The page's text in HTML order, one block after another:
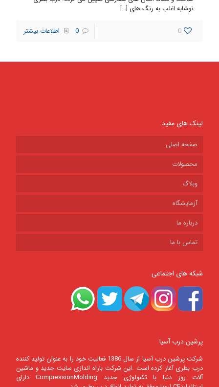
نوشابه اغلب به رنگ های […]
0
0 اطلاعات بیشتر
لینک های مفید
صفحه اصلی
محصولات
وبلاگ
آزمایشگاه
درباره ما
تماس با ما
شبکه های اجتماعی
پرشین درب آسیا
شرکت پرشين درب آسيا از سال 1386 فعالیت خود را به عنوان تولید کننده
درب بطری آغاز کرده است .این شرکت باراه اندازی سایت جدید و ماشین
آلات روز دنیا با تکنولوژی جدید CompressionMolding دارای